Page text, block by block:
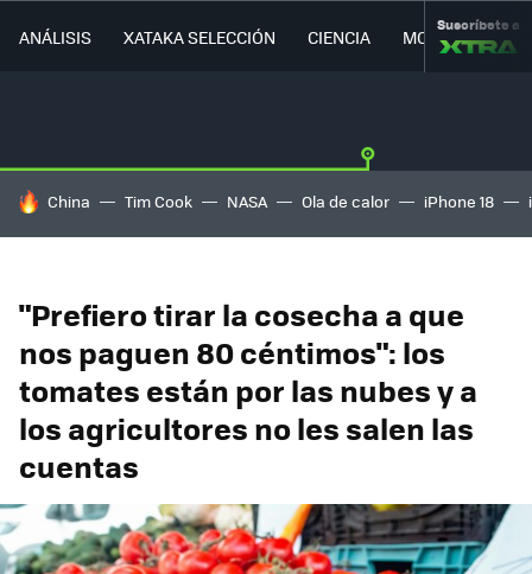
ANÁLISIS XATAKA SELECCIÓN CIENCIA MOVILIDAD
Suscríbete a
HOY SE HABLA DE
China Tim Cook NASA Ola de calor iPhone 18
"Prefiero tirar la cosecha a que
nos paguen 80 céntimos": los
tomates están por las nubes y a
los agricultores no les salen las
cuentas